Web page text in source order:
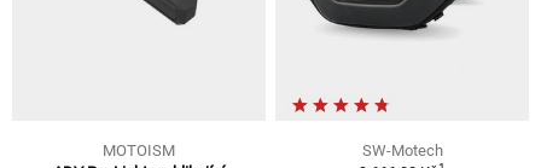
MOTOISM
SW-Motech